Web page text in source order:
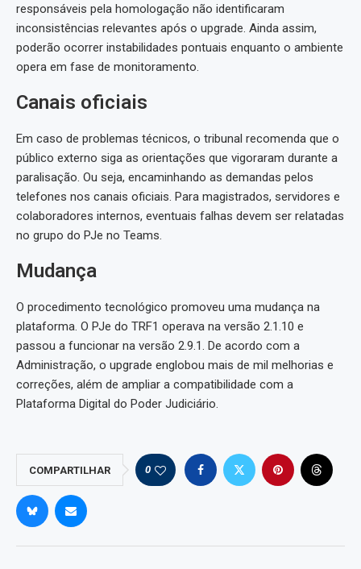
responsáveis pela homologação não identificaram
inconsistências relevantes após o upgrade. Ainda assim,
poderão ocorrer instabilidades pontuais enquanto o ambiente
opera em fase de monitoramento.
Canais oficiais
Em caso de problemas técnicos, o tribunal recomenda que o
público externo siga as orientações que vigoraram durante a
paralisação. Ou seja, encaminhando as demandas pelos
telefones nos canais oficiais. Para magistrados, servidores e
colaboradores internos, eventuais falhas devem ser relatadas
no grupo do PJe no Teams.
Mudança
O procedimento tecnológico promoveu uma mudança na
plataforma. O PJe do TRF1 operava na versão 2.1.10 e
passou a funcionar na versão 2.9.1. De acordo com a
Administração, o upgrade englobou mais de mil melhorias e
correções, além de ampliar a compatibilidade com a
Plataforma Digital do Poder Judiciário.
COMPARTILHAR 0